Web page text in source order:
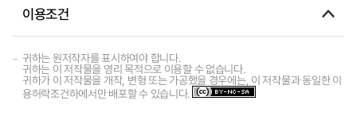
이용조건
귀하는 원저작자를 표시하여야 합니다.
귀하는 이 저작물을 영리 목적으로 이용할 수 없습니다.
귀하가 이 저작물을 개작, 변형 또는 가공했을 경우에는, 이 저작물과 동일한 이
용허락조건하에서만 배포할 수 있습니다.